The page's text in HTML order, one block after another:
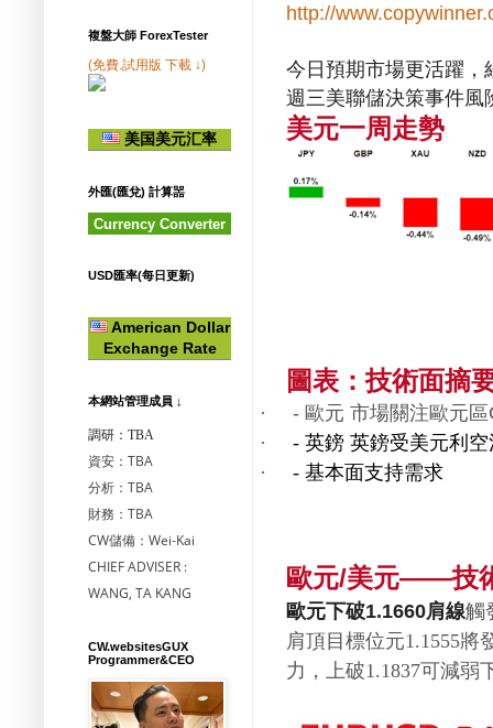
http://
今日預期市場更活躍，
週三美聯儲決策事件風
美元一周走勢
圖表：技術面摘
· - 歐元 市場關注歐元區
· - 英鎊 英鎊受美元利
· - 基本面支持需求
歐元/美元——技
歐元下破1.1660肩線觸
肩頂目標位元1.1555將
力，上破1.1837可減弱
複盤大師 ForexTester
(免費.試用版 下載 ↓)
美国美元汇率
外匯(匯兌) 計算噐
Currency Converter
USD匯率(每日更新)
American Dollar
Exchange Rate
本網站管理成員 ↓
調研：TBA
資安：TBA
分析：TBA
財務：TBA
CW儲備：Wei-Kai
CHIEF ADVISER :
WANG, TA KANG
CW.websitesGUX
Programmer&CEO